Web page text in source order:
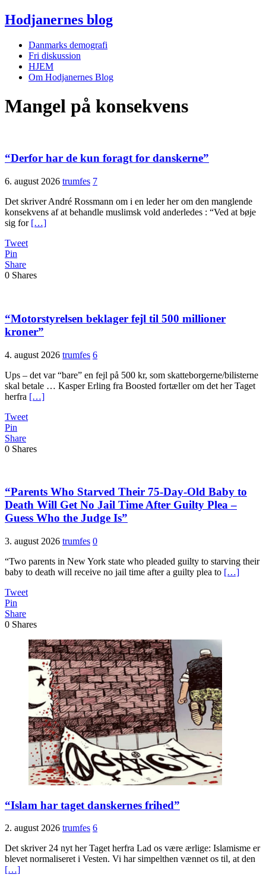
Hodjanernes blog
Danmarks demografi
Fri diskussion
HJEM
Om Hodjanernes Blog
Mangel på konsekvens
“Derfor har de kun foragt for danskerne”
6. august 2026 trumfes 7
Det skriver André Rossmann om i en leder her om den manglende
konsekvens af at behandle muslimsk vold anderledes : “Ved at bøje
sig for […]
Tweet
Pin
Share
0 Shares
“Motorstyrelsen beklager fejl til 500 millioner
kroner”
4. august 2026 trumfes 6
Ups – det var “bare” en fejl på 500 kr, som skatteborgerne/bilisterne
skal betale … Kasper Erling fra Boosted fortæller om det her Taget
herfra […]
Tweet
Pin
Share
0 Shares
“Parents Who Starved Their 75-Day-Old Baby to
Death Will Get No Jail Time After Guilty Plea –
Guess Who the Judge Is”
3. august 2026 trumfes 0
“Two parents in New York state who pleaded guilty to starving their
baby to death will receive no jail time after a guilty plea to […]
Tweet
Pin
Share
0 Shares
“Islam har taget danskernes frihed”
2. august 2026 trumfes 6
Det skriver 24 nyt her Taget herfra Lad os være ærlige: Islamisme er
blevet normaliseret i Vesten. Vi har simpelthen vænnet os til, at den
[…]